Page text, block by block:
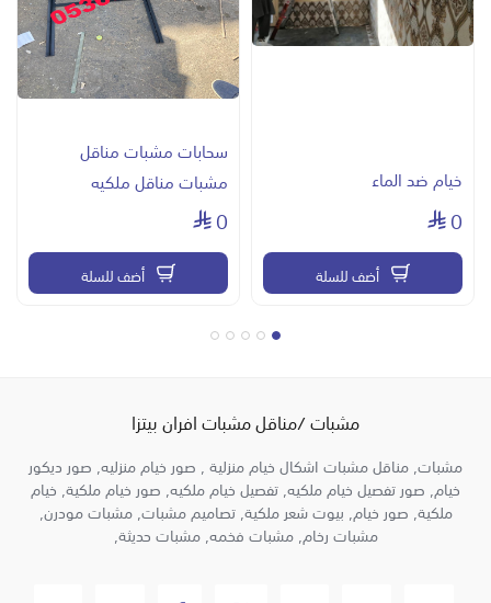
مناقل نار
ديكور مشب مودرن, صور ديكور مشب مودرن , مشبات فخمه , تصميم
مشبات مودرن , مشبات مودرن , مشبات حجر , تصميم مشبات حديثة ,
مشبات حديثة مشبات رخام,
صور مشبات فخمه
منقل مشب سحب
خيام ضد الماء
0
أضف للسلة
سحابات مشبات مناقل
مشبات مناقل ملكيه
0
أضف للسلة
مشبات /مناقل مشبات افران بيتزا
مشبات, مناقل مشبات اشكال خيام منزلية , صور خيام منزليه, صور ديكور
خيام, صور تفصيل خيام ملكيه, تفصيل خيام ملكيه, صور خيام ملكية, خيام
ملكية, صور خيام, بيوت شعر ملكية, تصاميم مشبات, مشبات مودرن,
مشبات رخام, مشبات فخمه, مشبات حديثة,